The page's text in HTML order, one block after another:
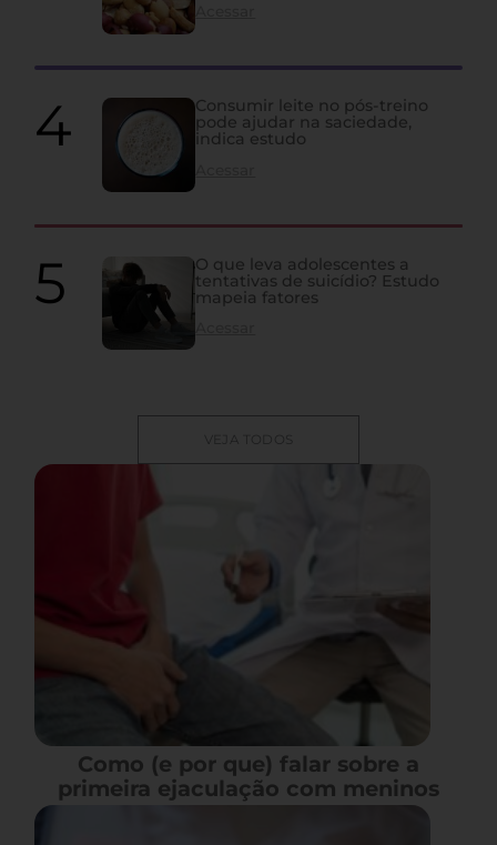
Consumir leite no pós-treino
pode ajudar na saciedade,
indica estudo
O que leva adolescentes a
tentativas de suicídio? Estudo
mapeia fatores
VEJA TODOS
Como (e por que) falar sobre a
primeira ejaculação com meninos